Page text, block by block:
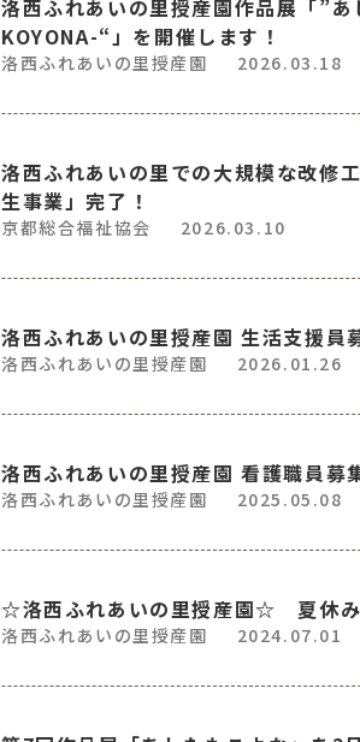
洛西ふれあいの里授産園作品展「”
KOYONA-“」を開催します！
洛西ふれあいの里授産園 2026.03.18
洛西ふれあいの里での大規模な改修
生事業」完了！
京都総合福祉協会 2026.03.10
洛西ふれあいの里授産園 生活支援員
洛西ふれあいの里授産園 2026.01.26
洛西ふれあいの里授産園 看護職員募
洛西ふれあいの里授産園 2025.05.08
☆洛西ふれあいの里授産園☆ 夏休み
洛西ふれあいの里授産園 2024.07.01